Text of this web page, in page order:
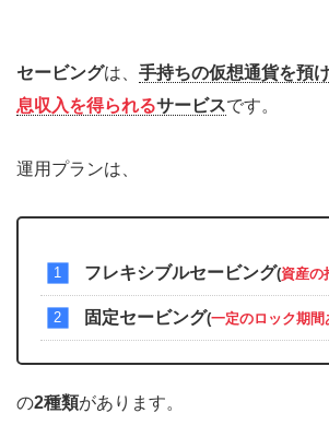
セービングは、 手持ちの仮想通貨を預
息収入を得られるサービスです。
運用プランは、
フレキシブルセービング(資産の
固定セービング(一定のロック期間
の2種類があります。